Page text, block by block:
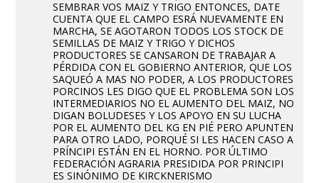
SEMBRAR VOS MAIZ Y TRIGO ENTONCES, DATE
CUENTA QUE EL CAMPO ESRÁ NUEVAMENTE EN
MARCHA, SE AGOTARON TODOS LOS STOCK DE
SEMILLAS DE MAIZ Y TRIGO Y DICHOS
PRODUCTORES SE CANSARON DE TRABAJAR A
PÉRDIDA CON EL GOBIERNO ANTERIOR, QUE LOS
SAQUEÓ A MAS NO PODER, A LOS PRODUCTORES
PORCINOS LES DIGO QUE EL PROBLEMA SON LOS
INTERMEDIARIOS NO EL AUMENTO DEL MAIZ, NO
DIGAN BOLUDESES Y LOS APOYO EN SU LUCHA
POR EL AUMENTO DEL KG EN PIÉ PERO APUNTEN
PARA OTRO LADO, PORQUÉ SI LES HACEN CASO A
PRÍNCIPI ESTÁN EN EL HORNO. POR ÚLTIMO
FEDERACIÓN AGRARIA PRESIDIDA POR PRINCIPI
ES SINÓNIMO DE KIRCKNERISMO